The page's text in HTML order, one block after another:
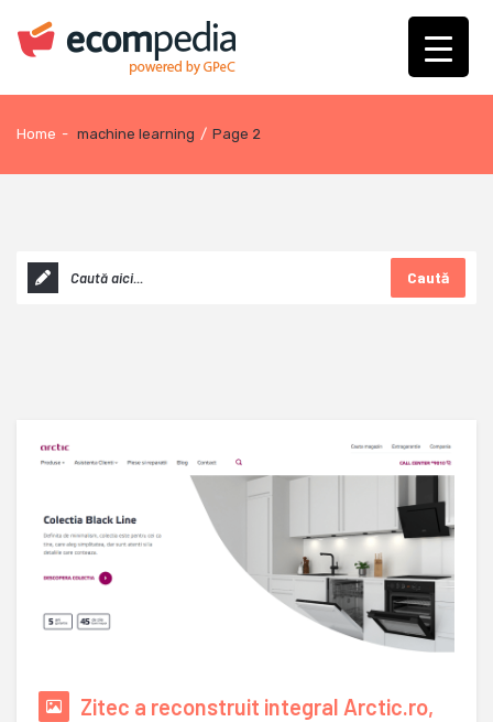
Home - machine learning / Page 2
Caută
Zitec a reconstruit integral Arctic.ro,